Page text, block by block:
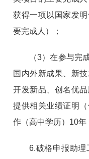
获得一项以国家发
要完成人）；
（3）在参与完
国内外新成果、新
开发新品、创名优
提供相关业绩证明
作（高中学历）10年
6.破格申报助理